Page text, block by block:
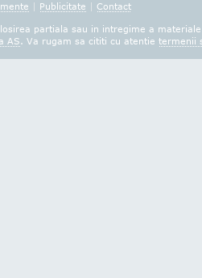
| Publicitate | Contact
partiala sau in intregime a
AS. Va rugam sa cititi cu atentie termenii